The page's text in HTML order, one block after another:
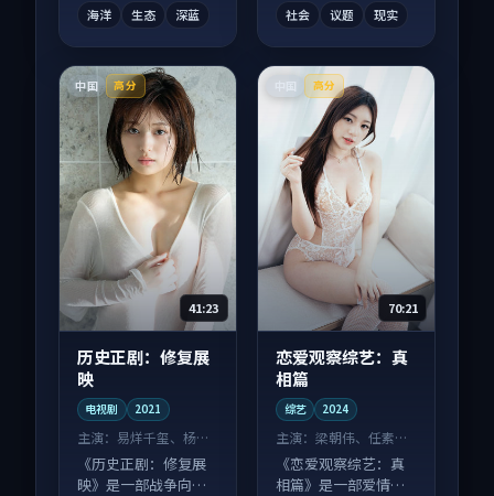
海洋 生态 深蓝 社会 议题 现实
中国 高分
41:23
历史正剧：修复展
映
电视剧 2021
主演： 易烊千玺、杨紫
等
《历史正剧：修复展
映》是一部战争向电
高分
70:21
恋爱观察综艺：真
相篇
综艺 2024
主演：梁朝伟、任素汐
等
《恋爱观察综艺：真
相篇》是一部爱情向